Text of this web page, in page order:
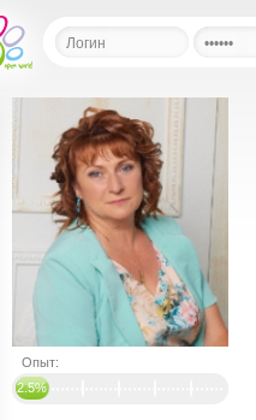
друзей
Опыт:
2.5%